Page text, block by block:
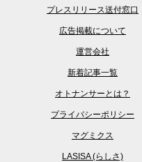
プレスリリース送付窓口
広告掲載について
運営会社
新着記事一覧
オトナンサーとは？
プライバシーポリシー
マグミクス
LASISA (らしさ)